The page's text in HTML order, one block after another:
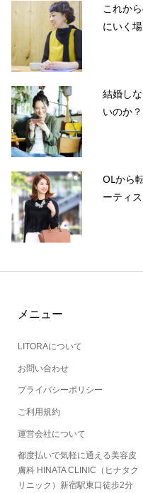
これか
にいく
結婚し
いのか
OLから
ーティ
メニュー
LITORAについて
お問い合わせ
プライバシーポリシー
ご利用規約
運営会社について
都度払いで気軽に通える美容皮
膚科 HINATA CLINIC（ヒナタク
リニック）新宿駅東口徒歩2分